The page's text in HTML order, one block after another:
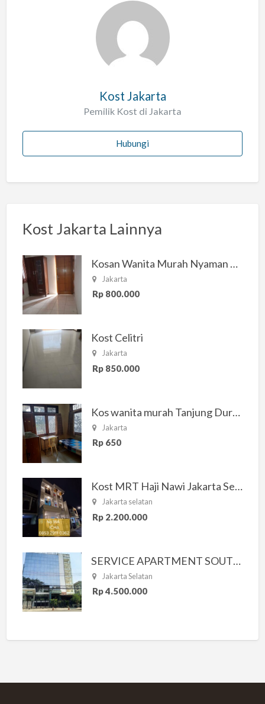
Kost Jakarta
Pemilik Kost di Jakarta
Hubungi
Kost Jakarta Lainnya
Kosan Wanita Murah Nyaman di Jakarta Selatan
Jakarta
Rp 800.000
Kost Celitri
Jakarta
Rp 850.000
Kos wanita murah Tanjung Duren Jakarta Barat
Jakarta
Rp 650
Kost MRT Haji Nawi Jakarta Selatan
Jakarta selatan
Rp 2.200.000
SERVICE APARTMENT SOUTH RESIDENCE
Jakarta Selatan
Rp 4.500.000